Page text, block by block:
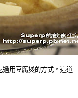
過用豆腐煲的方式。這道